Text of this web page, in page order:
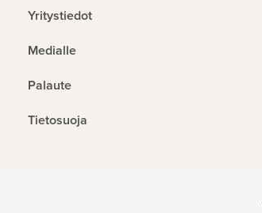
Yritystiedot
Medialle
Palaute
Tietosuoja